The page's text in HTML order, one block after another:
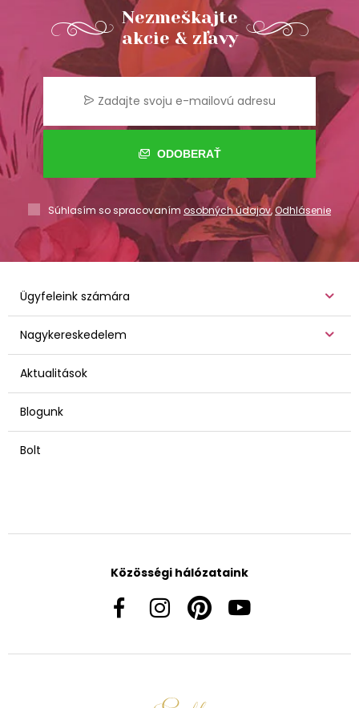
Nezmeškajte
akcie & zľavy
ODOBERAŤ
Súhlasím so spracovaním osobných údajov,Odhlásenie
Ügyfeleink számára
Nagykereskedelem
Aktualitások
Blogunk
Bolt
Közösségi hálózataink